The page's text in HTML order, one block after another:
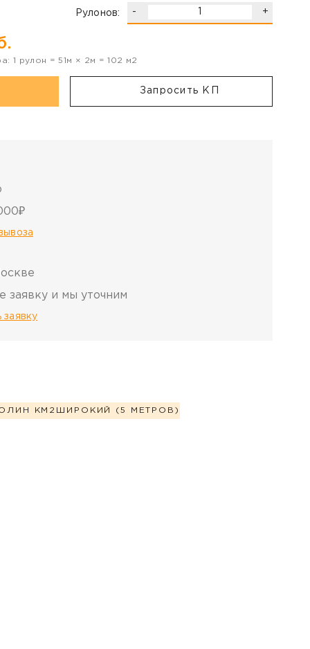
Рулонов: - +
1 рулон =51 м × 2м =102 м2
Запросить КП
заявку и мы уточним
заявку
КМ2 ШИРОКИЙ (5 МЕТРОВ)